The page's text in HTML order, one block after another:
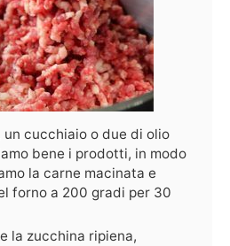
un cucchiaio o due di olio
bene i prodotti, in modo
la carne macinata e
forno a 200 gradi per 30
la zucchina ripiena,